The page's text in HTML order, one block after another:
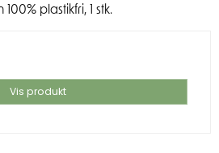
plastikfri, 1 stk.
Vis produkt